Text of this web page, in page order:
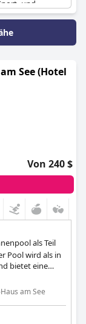
und
Spa Suite mit
erwähnt,
kann. Obwohl
scheinen sich
ein
See (Hotel
Von 240 $
als Teil
Pool wird als in
bietet eine
am See